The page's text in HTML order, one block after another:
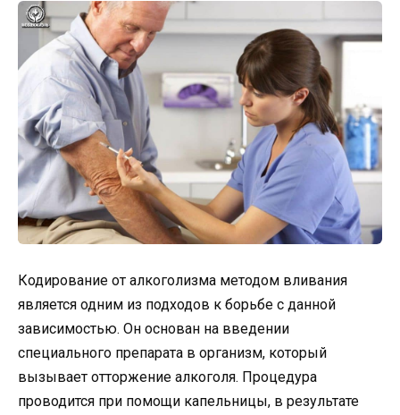
Кодирование от алкоголизма методом вливания
является одним из подходов к борьбе с данной
зависимостью. Он основан на введении
специального препарата в организм, который
вызывает отторжение алкоголя. Процедура
проводится при помощи капельницы, в результате